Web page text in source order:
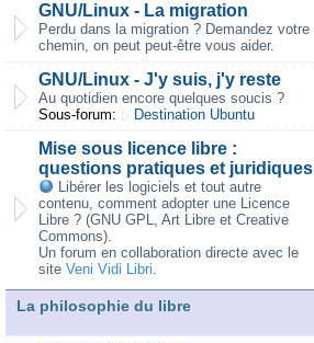
GNU/Linux - La migration
Perdu dans la migration ? Demandez votre
chemin, on peut peut-être vous aider.
GNU/Linux - J'y suis, j'y reste
Au quotidien encore quelques soucis ?
Sous-forum:
Destination Ubuntu
Mise sous licence libre :
questions pratiques et juridiques
Libérer les logiciels et tout autre
contenu, comment adopter une Licence
Libre ? (GNU GPL, Art Libre et Creative
Commons).
Un forum en collaboration directe avec le
site Veni Vidi Libri.
La philosophie du libre